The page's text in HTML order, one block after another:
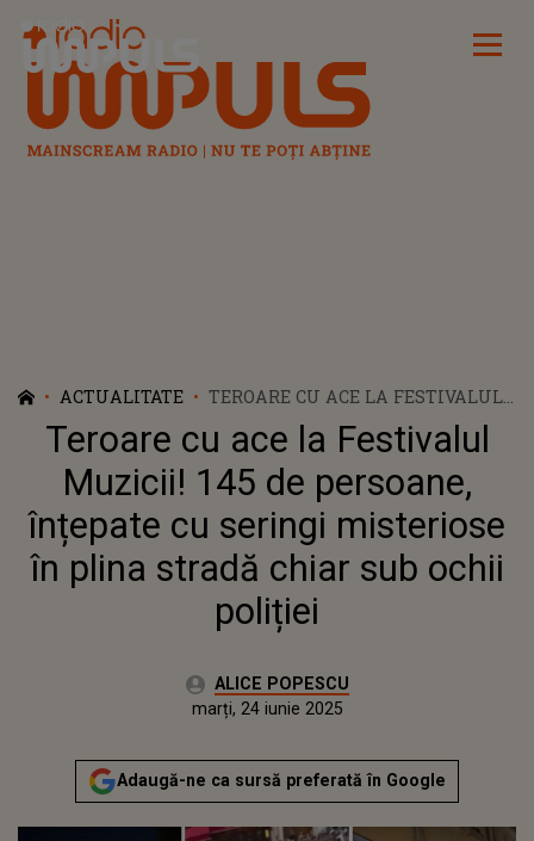
Radio Impuls
ACTUALITATE
TEROARE CU ACE LA FESTIVALUL
MUZICII! 145 DE PERSOANE,
ÎNȚEPATE CU SERINGI
MISTERIOSE ÎN PLINA STRADĂ
CHIAR SUB OCHII POLIȚIEI
Teroare cu ace la Festivalul
Muzicii! 145 de persoane,
înțepate cu seringi misteriose
în plina stradă chiar sub ochii
poliției
Autor:ALICE POPESCU
Publicat:
marți, 24 iunie 2025
Adaugă-ne ca sursă preferată în Google